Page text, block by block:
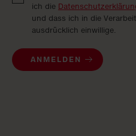
ich die
und dass ich in die
ausdrücklich einwillige.
ANMELDEN